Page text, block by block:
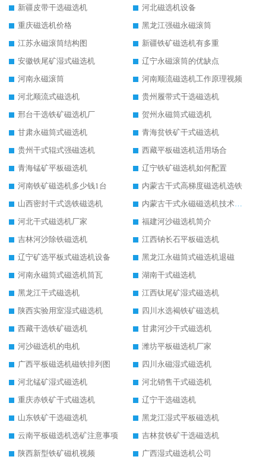
新疆皮带干选磁选机
河北磁选机设备
重庆磁选机价格
黑龙江强磁永磁滚筒
江苏永磁滚筒结构图
新疆铁矿磁选机有多重
安徽铁尾矿湿式磁选机
辽宁永磁滚筒的优缺点
河南永磁滚筒
河南顺流磁选机工作原理视频
河北顺流式磁选机
贵州履带式干选磁选机
邢台干选铁矿磁选机厂
贺州永磁筒式磁选机
甘肃永磁筒式磁选机
青海贫铁矿干式磁选机
贵州干式辊式强磁选机
西藏平板磁选机适用场合
青海锰矿平板磁选机
辽宁铁矿磁选机如何配置
河南铁矿磁选机多少钱1台
内蒙古干式高梯度磁选机选铁
山西密封干式选铁磁选机
内蒙古干式永磁磁选机技术要求
河北干式磁选机厂家
福建河沙磁选机简介
吉林河沙除铁磁选机
江西钠长石平板磁选机
辽宁矿选平板式磁选机设备
黑龙江永磁筒式磁选机退磁
河南永磁筒式磁选机筒瓦
湖南干式磁选机
黑龙江干式磁选机
江西钛尾矿湿式磁选机
陕西实验用室湿式磁选机
四川水选褐铁矿磁选机
西藏干选铁矿磁选机
甘肃河沙干式磁选机
河沙磁选机的电机
潍坊平板磁选机厂家
广西平板磁选机磁铁排列图
四川永磁湿式磁选机
河北锰矿湿式磁选机
河北销售干式磁选机
重庆赤铁矿干式磁选机
辽宁干选磁选机
山东铁矿干选磁选机
黑龙江湿式平板磁选机
云南平板磁选机选矿注意事项
吉林贫铁矿干选磁选机
陕西新型铁矿磁机视频
广西湿式磁选机公司